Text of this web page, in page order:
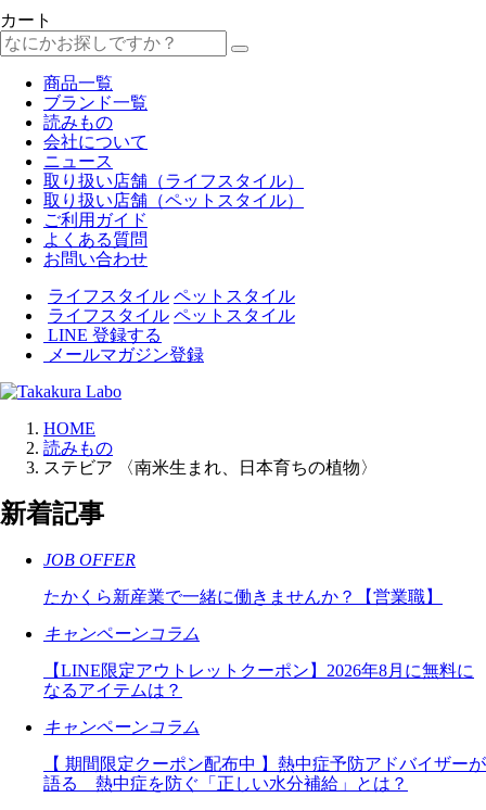
カート
商品一覧
ブランド一覧
読みもの
会社について
ニュース
取り扱い店舗（ライフスタイル）
取り扱い店舗（ペットスタイル）
ご利用ガイド
よくある質問
お問い合わせ
ライフスタイル ペットスタイル
ライフスタイル ペットスタイル
LINE 登録する
メールマガジン登録
HOME
読みもの
ステビア 〈南米生まれ、日本育ちの植物〉
新着記事
JOB OFFER
たかくら新産業で一緒に働きませんか？【営業職】
キャンペーンコラム
【LINE限定アウトレットクーポン】2026年8月に無料に
なるアイテムは？
キャンペーンコラム
【 期間限定クーポン配布中 】熱中症予防アドバイザーが
語る 熱中症を防ぐ「正しい水分補給」とは？